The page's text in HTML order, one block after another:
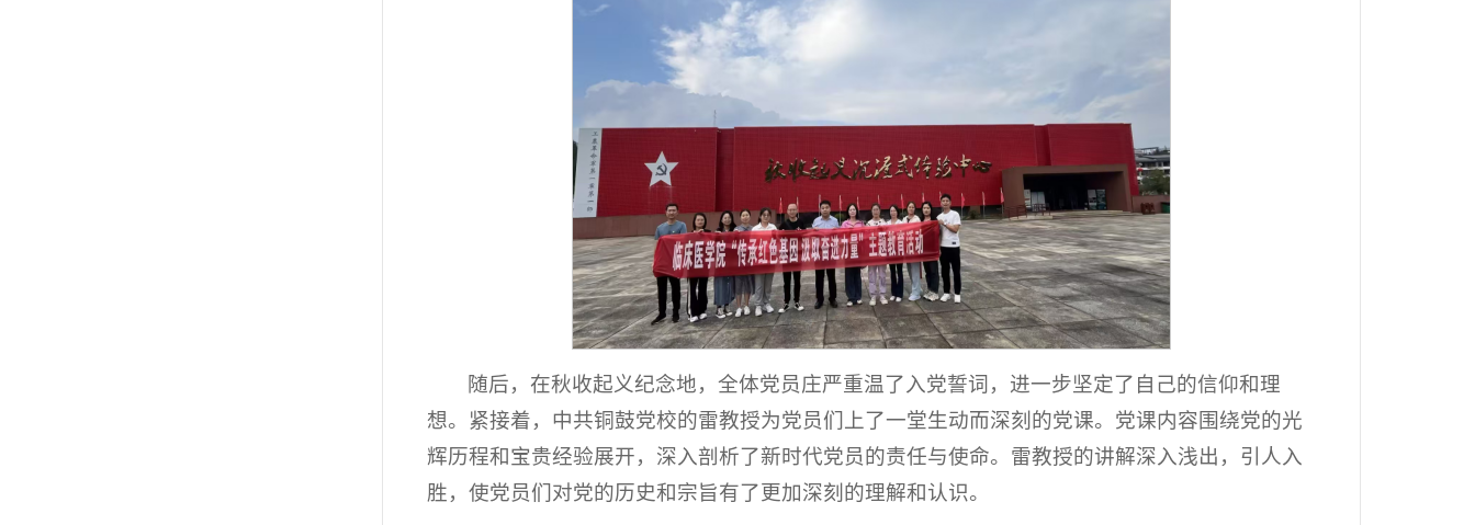
随后，在秋收起义纪念地，全体党员庄严重温了入党誓词，进一步坚定了自己的信仰和理
想。紧接着，中共铜鼓党校的雷教授为党员们上了一堂生动而深刻的党课。党课内容围绕党的光
辉历程和宝贵经验展开，深入剖析了新时代党员的责任与使命。雷教授的讲解深入浅出，引人入
胜，使党员们对党的历史和宗旨有了更加深刻的理解和认识。